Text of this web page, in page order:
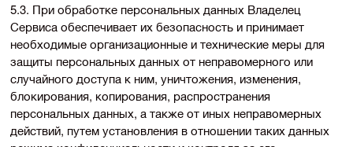
5.3. При обработке персональных данных Владелец
Сервиса обеспечивает их безопасность и принимает
необходимые организационные и технические меры для
защиты персональных данных от неправомерного или
случайного доступа к ним, уничтожения, изменения,
блокирования, копирования, распространения
персональных данных, а также от иных неправомерных
действий, путем установления в отношении таких данных